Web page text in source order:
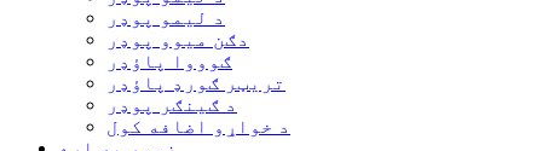
د لیمو پوډر
دګن میوو پوډر
ګوووا پاؤډر
تریټر ګورډ پاؤډر
د ګینګر پوډر
د خواړو اضافه کول